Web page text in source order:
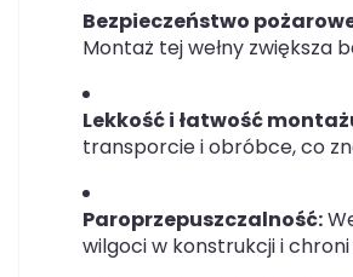
Bezpieczeństwo
Montaż tej wełny zwiększa
Lekkość i łatwość
transporcie i obróbce, co
Paroprzepuszczalność:
wilgoci w konstrukcji i